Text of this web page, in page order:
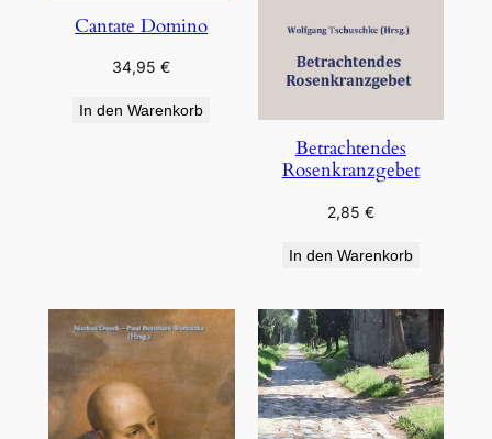
Cantate Domino
34,95€
In den Warenkorb
Betrachtendes
Rosenkranzgebet
2,85 €
In den Warenkorb